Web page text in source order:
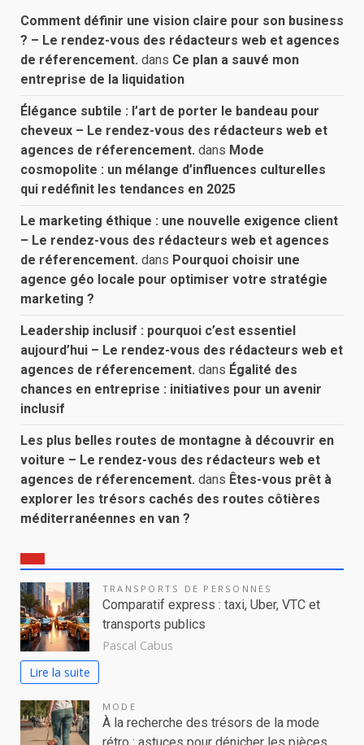
Comment définir une vision claire pour son business
? – Le rendez-vous des rédacteurs web et agences
de réferencement. dans Ce plan a sauvé mon
entreprise de la liquidation
Élégance subtile : l’art de porter le bandeau pour
cheveux – Le rendez-vous des rédacteurs web et
agences de réferencement. dans Mode
cosmopolite : un mélange d’influences culturelles
qui redéfinit les tendances en 2025
Le marketing éthique : une nouvelle exigence client
– Le rendez-vous des rédacteurs web et agences
de réferencement. dans Pourquoi choisir une
agence géo locale pour optimiser votre stratégie
marketing ?
Leadership inclusif : pourquoi c’est essentiel
aujourd’hui – Le rendez-vous des rédacteurs web et
agences de réferencement. dans Égalité des
chances en entreprise : initiatives pour un avenir
inclusif
Les plus belles routes de montagne à découvrir en
voiture – Le rendez-vous des rédacteurs web et
agences de réferencement. dans Êtes-vous prêt à
explorer les trésors cachés des routes côtières
méditerranéennes en van ?
TRANSPORTS DE PERSONNES
Comparatif express : taxi, Uber, VTC et
transports publics
Pascal Cabus
Lire la suite
MODE
À la recherche des trésors de la mode